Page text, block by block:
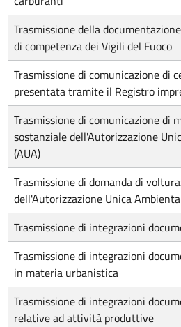
Trasmissione della
di competenza dei Vigili del Fuoco
Trasmissione di comunicazione di
presentata tramite il Registro
Trasmissione di comunicazione di
sostanziale dell'Autorizzazione
(AUA)
Trasmissione di domanda di
dell'Autorizzazione Unica
Trasmissione di integrazioni
Trasmissione di integrazioni
in materia urbanistica
Trasmissione di integrazioni
relative ad attività produttive